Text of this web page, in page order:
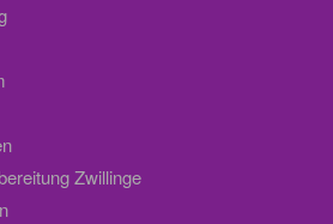
Zwillinge